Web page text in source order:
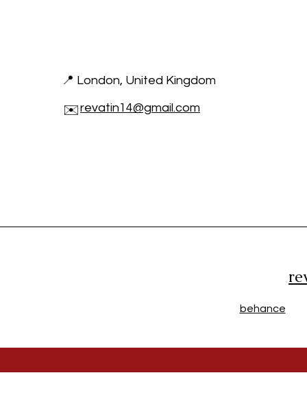
📍 London, United Kingdom
✉️ revatin14@gmail.com
behance